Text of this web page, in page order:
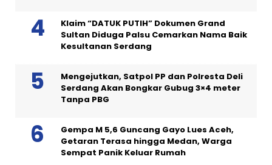
Klaim “DATUK PUTIH” Dokumen Grand
Sultan Diduga Palsu Cemarkan Nama Baik
Kesultanan Serdang
Mengejutkan, Satpol PP dan Polresta Deli
Serdang Akan Bongkar Gubug 3×4 meter
Tanpa PBG
Gempa M 5,6 Guncang Gayo Lues Aceh,
Getaran Terasa hingga Medan, Warga
Sempat Panik Keluar Rumah